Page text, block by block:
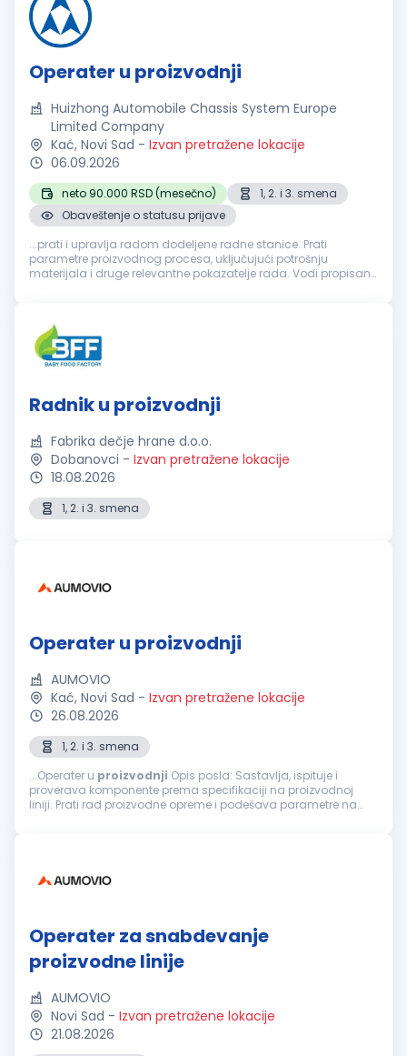
Operater u proizvodnji
Huizhong Automobile Chassis System Europe
Limited Company
Kać, Novi Sad - Izvan pretražene lokacije
06.09.2026
neto 90.000 RSD (mesečno)
1, 2. i 3. smena
Obaveštenje o statusu prijave
...prati i upravlja radom dodeljene radne stanice. Prati
parametre proizvodnog procesa, uključujući potrošnju
materijala i druge relevantne pokazatelje rada. Vodi propisanu
Radnik u proizvodnji
Fabrika dečje hrane d.o.o.
Dobanovci - Izvan pretražene lokacije
18.08.2026
1, 2. i 3. smena
Operater u proizvodnji
AUMOVIO
Kać, Novi Sad - Izvan pretražene lokacije
26.08.2026
1, 2. i 3. smena
...Operater u proizvodnji
proverava komponente prema specifikaciji na proizvodnoj
liniji. Prati rad proizvodne opreme i podešava parametre na
Operater za snabdevanje
proizvodne linije
AUMOVIO
Novi Sad - Izvan pretražene lokacije
21.08.2026